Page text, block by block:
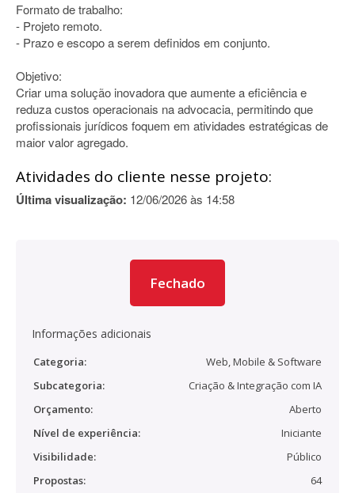
Formato de trabalho:
- Projeto remoto.
- Prazo e escopo a serem definidos em conjunto.
Objetivo:
Criar uma solução inovadora que aumente a eficiência e
reduza custos operacionais na advocacia, permitindo que
profissionais jurídicos foquem em atividades estratégicas de
maior valor agregado.
Atividades do cliente nesse projeto:
Última visualização: 12/06/2026 às 14:58
Fechado
Informações adicionais
Categoria:
Web, Mobile & Software
Subcategoria:
Criação & Integração com IA
Orçamento:
Aberto
Nível de experiência:
Iniciante
Visibilidade:
Público
Propostas:
64